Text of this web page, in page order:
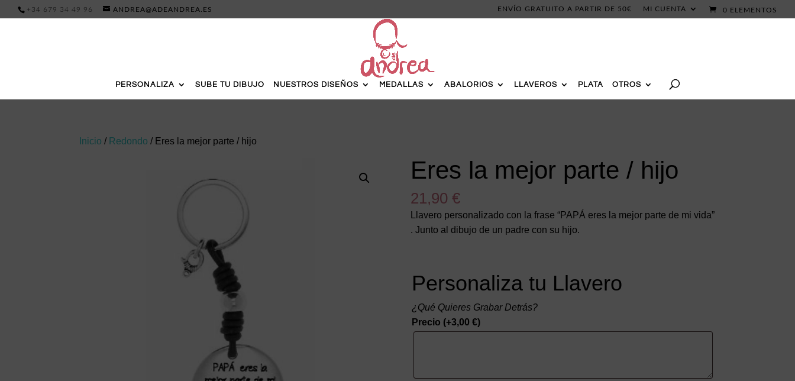
+34 679 34 49 96 ANDREA@ADEANDREA.ES ENVÍO GRATUITO A PARTIR DE 50€ MI CUENTA 0 ELEMENTOS
PERSONALIZA SUBE TU DIBUJO NUESTROS DISEÑOS MEDALLAS ABALORIOS LLAVEROS PLATA OTROS
Inicio / Redondo / Eres la mejor parte / hijo
Eres la mejor parte / hijo
21,90 €
Llavero personalizado con la frase “PAPÁ eres la mejor parte de mi vida”
. Junto al dibujo de un padre con su hijo.
Personaliza tu Llavero
¿Qué Quieres Grabar Detrás?
Precio (+3,00 €)